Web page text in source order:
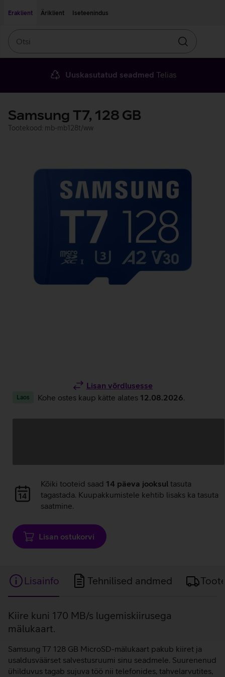
Eraklient
Äriklient Iseteenindus
Otsin
Uuskasutatud seadmed Telias
Samsung T7, 128 GB
Tootekood: mb-mb128t/ww
Lisan võrdlusesse
Laos Kohe ostes kaup kätte alates 12.08.2026
laadimine
Andmete
laadimine
Kõiki tooteid saad 14 päeva jooksul tasuta
tagastada. Kuupakkumistele kehtib lisaks ka tasuta
saatmine.
Lisan ostukorvi
Lisainfo Tehnilised andmed
Lisainfo
Kiire kuni 170 MB/s lugemiskiirusega
mälukaart.
Samsung T7 128 GB MicroSD-mälukaart pakub kiiret ja
usaldusväärset salvestusruumi sinu seadmele. Suurenenud
ühilduvus tagab sujuva töö nii telefonides, tahvelarvutites,